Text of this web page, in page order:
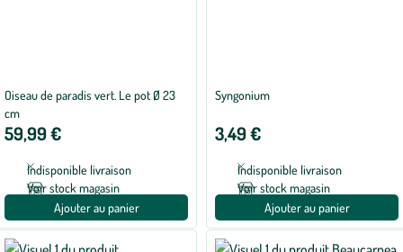
Oiseau de paradis vert. Le pot Ø 23
cm
59,99 €
Indisponible livraison
Voir stock magasin
Ajouter au panier
Syngonium
3,49 €
Indisponible livraison
Voir stock magasin
Ajouter au panier